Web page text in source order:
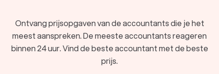
Nauwkeurigheid
: Zorgvuldig werken om fouten te
voorkomen.
Analytisch vermogen : In staat om financiële gegevens
te analyseren en te interpreteren.
: Eerlijk en ethisch werken, vertrouwelijke
Ontvang prijsopgaven van de accountants die je het
meest aanspreken. De meeste accountants reageren
binnen 24 uur. Vind de beste accountant met de beste
prijs.